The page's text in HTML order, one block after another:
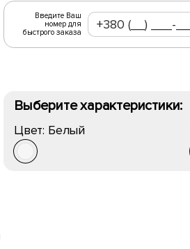
Введите Ваш
номер для
быстрого заказа
Выберите характеристики:
Цвет: Белый